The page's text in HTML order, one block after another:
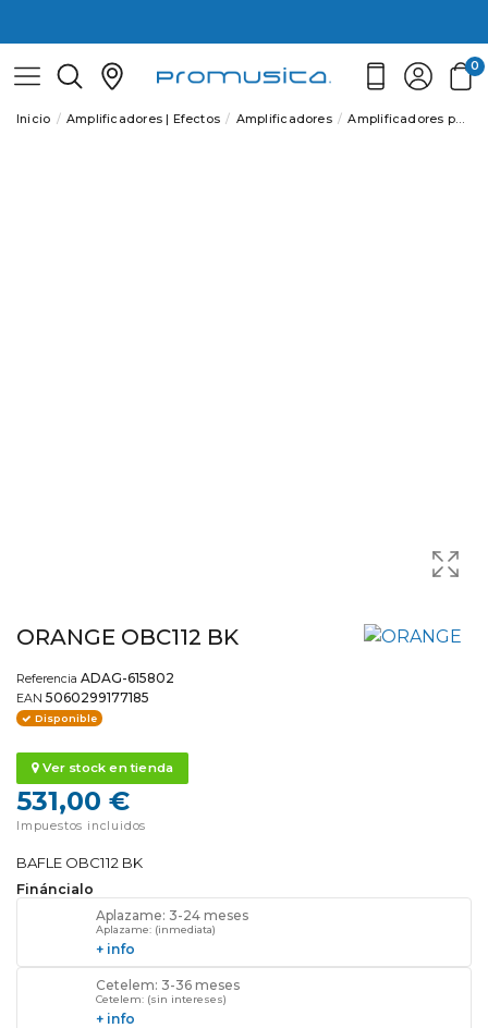
0
Inicio Amplificadores | Efectos Amplificadores Amplificadores para Bajo
ORANGE OBC112 BK
Referencia ADAG-615802
EAN 5060299177185
Disponible
Ver stock en tienda
531,00 €
Impuestos incluidos
BAFLE OBC112 BK
Fináncialo
Aplazame: 3-24 meses
Aplazame: (inmediata)
+ info
Cetelem: 3-36 meses
Cetelem: (sin intereses)
+ info